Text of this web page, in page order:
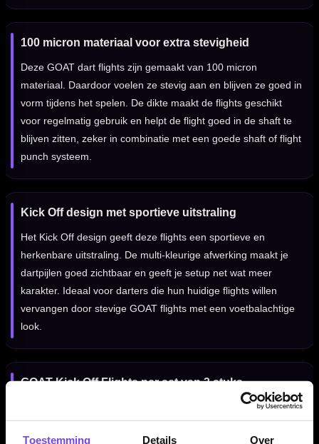
Toestemming Details Over
100 micron materiaal voor extra stevigheid
Deze GOAT dart flights zijn gemaakt van 100 micron
materiaal. Daardoor voelen ze stevig aan en blijven ze goed in
vorm tijdens het spelen. De dikte maakt de flights geschikt
voor regelmatig gebruik en helpt de flight goed in de shaft te
blijven zitten, zeker in combinatie met een goede shaft of flight
punch systeem.
Kick Off design met sportieve uitstraling
Het Kick Off design geeft deze flights een sportieve en
herkenbare uitstraling. De multi-kleurige afwerking maakt je
dartpijlen goed zichtbaar en geeft je setup net wat meer
karakter. Ideaal voor darters die hun huidige flights willen
vervangen door stevige GOAT flights met een voetbalachtige
look.
GOAT Kick Off Flights per set van 3 stuks
De GOAT Kick Off Flights worden geleverd per set van drie
stuks. Daarmee heb je direct genoeg flights voor één